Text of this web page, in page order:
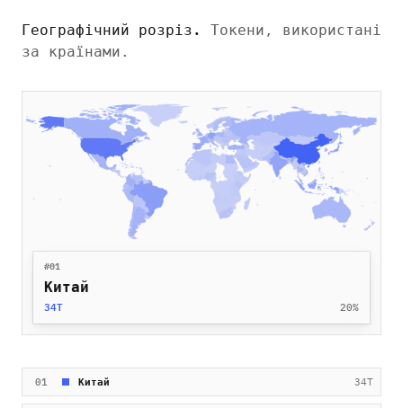
Географічний розріз .
Токени, використані
за країнами.
#01
Китай
34T 20%
01 Китай 34T